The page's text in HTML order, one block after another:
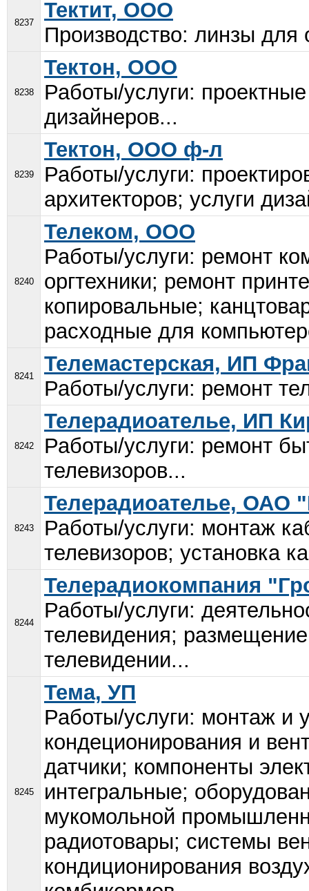
8237
Тектит, ООО
Производство: линзы для
8238
Тектон, ООО
Работы/услуги:
дизайнеров...
8239
Тектон, ООО ф-л
Работы/услуги:
архитекторов; услуги
8240
Телеком, ООО
Работы/услуги: ремонт
оргтехники; ремонт
копировальные;
расходные для
8241
Телемастерская, ИП
Работы/услуги: ремонт
8242
Телерадиоателье, ИП
Работы/услуги: ремонт
телевизоров...
8243
Телерадиоателье, ОАО
Работы/услуги: монтаж
телевизоров; установка
8244
Телерадиокомпания
Работы/услуги:
телевидения;
телевидении...
8245
Тема, УП
Работы/услуги: монтаж и
кондеционирования и
датчики; компоненты
интегральные;
мукомольной
радиотовары; системы
кондиционирования